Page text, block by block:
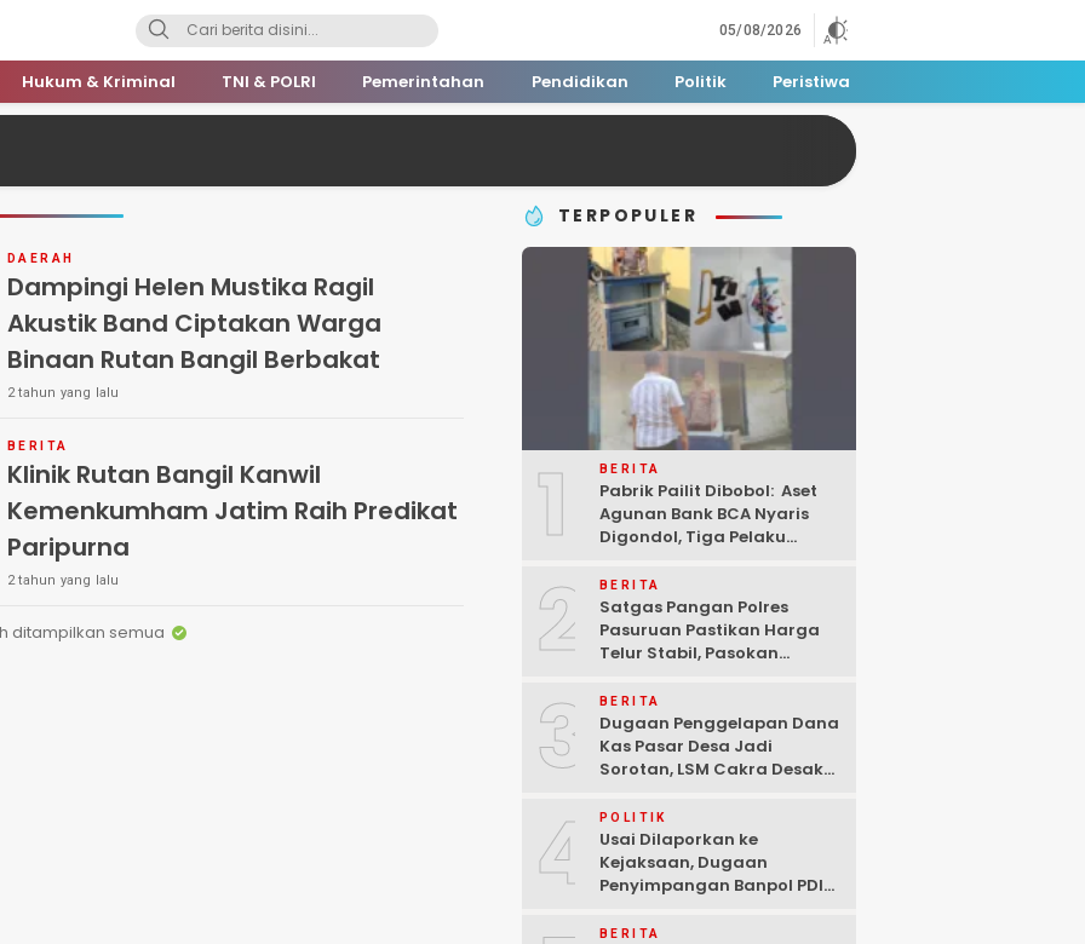
05/08/2026
Hukum & Kriminal TNI & POLRI Pemerintahan Pendidikan Politik Peristiwa
DAERAH
Dampingi Helen Mustika Ragil
Akustik Band Ciptakan Warga
Binaan Rutan Bangil Berbakat
2 tahun yang lalu
BERITA
Klinik Rutan Bangil Kanwil
Kemenkumham Jatim Raih Predikat
Paripurna
2 tahun yang lalu
ditampilkan semua
TERPOPULER
1 BERITA
Pabrik Pailit Dibobol: Aset
Agunan Bank BCA Nyaris
Digondol, Tiga Pelaku
Pasuruan
2 BERITA
Satgas Pangan Polres
Pasuruan Pastikan Harga
Telur Stabil, Pasokan
Kekhawatiran Fluktuasi
3 BERITA
Dugaan Penggelapan Dana
Kas Pasar Desa Jadi
Sorotan, LSM Cakra Desak
4 POLITIK
Usai Dilaporkan ke
Kejaksaan, Dugaan
Penyimpangan Banpol PDIP
Tuntas “6 Eks Ketua PAC
BERITA